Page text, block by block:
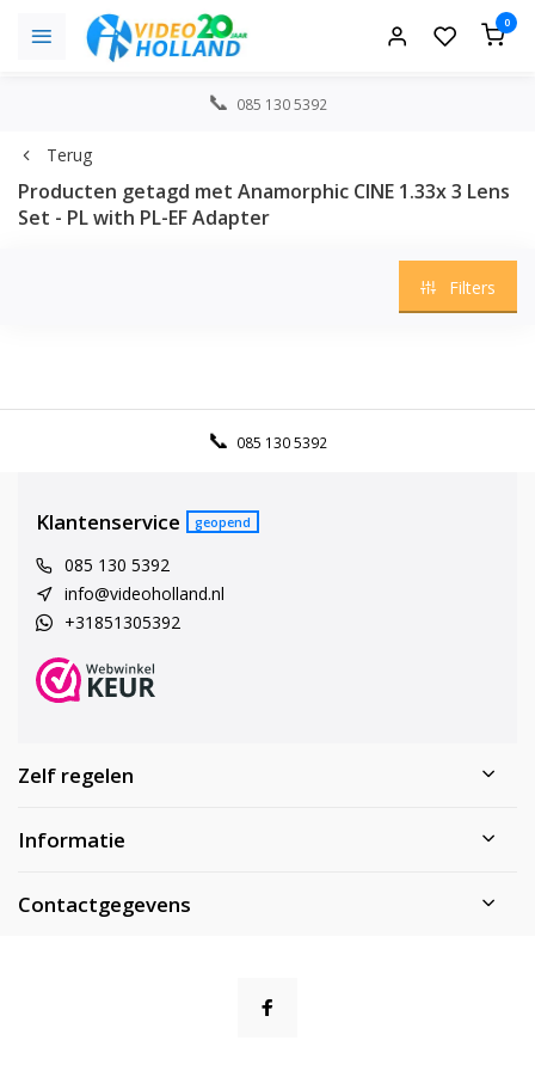
0
085 130 5392
Terug
Producten getagd met Anamorphic CINE 1.33x 3 Lens
Set - PL with PL-EF Adapter
Filters
085 130 5392
Klantenservice geopend
085 130 5392
info@videoholland.nl
+31851305392
Zelf regelen
Informatie
Contactgegevens